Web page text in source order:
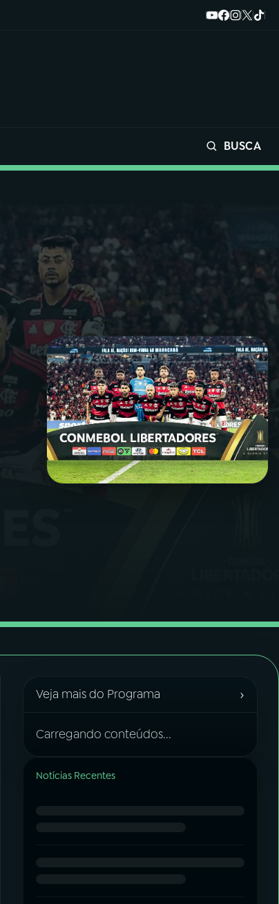
BUSCA
Veja mais do Programa ›
Carregando conteúdos...
Notícias Recentes